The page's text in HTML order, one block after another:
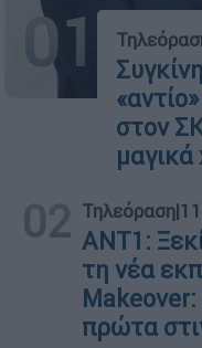
01
στον
μαγικά
02 Τηλεόραση|
ΑΝΤ1:
τη νέα
πρώτα